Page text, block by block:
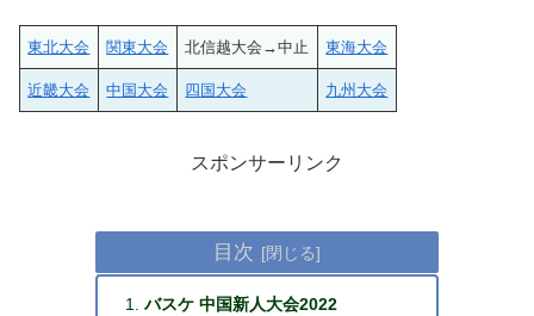
東北大会 関東大会 北信越大会→中止 東海大会
近畿大会 中国大会 四国大会 九州大会
スポンサーリンク
目次
バスケ 中国新人大会2022